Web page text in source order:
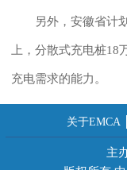
另外，安徽省计划
上，分散式充电桩
充电需求的能力。
关于EMCA
主